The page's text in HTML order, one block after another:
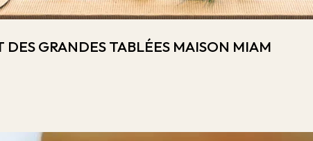
DES GRANDES TABLÉES MAISON MIAM